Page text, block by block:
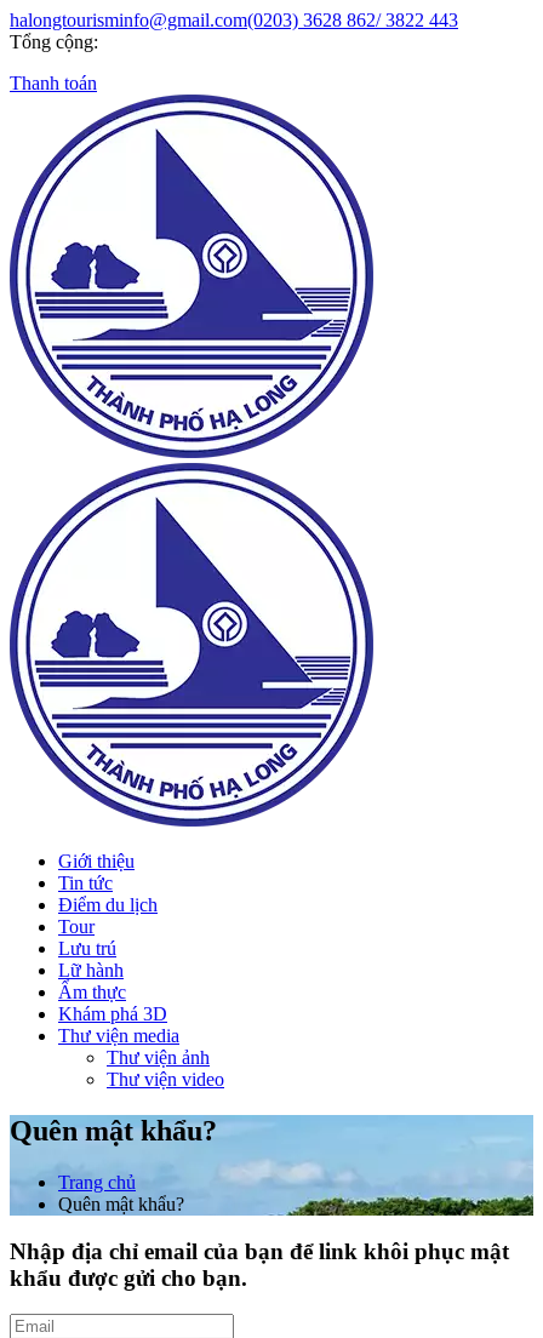
halongtourisminfo@gmail.com(0203) 3628 862/ 3822 443
Tổng cộng:
Thanh toán
Giới thiệu
Tin tức
Điểm du lịch
Tour
Lưu trú
Lữ hành
Ẩm thực
Khám phá 3D
Thư viện media
Thư viện ảnh
Thư viện video
Quên mật khẩu?
Trang chủ
Quên mật khẩu?
Nhập địa chỉ email của bạn để link khôi phục mật
khẩu được gửi cho bạn.